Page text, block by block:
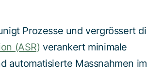
Prozesse und vergrössert
(ASR) verankert minimale
automatisierte Massnahmen